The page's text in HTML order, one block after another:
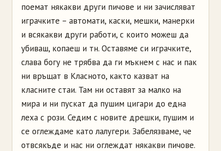
поемат някакви други пичове и ни зачисляват
играчките – автомати, каски, мешки, манерки
и всякакви други работи, с които можеш да
убиваш, копаеш и тн. Оставяме си играчките,
слава богу не трябва да ги мъкнем с нас и пак
ни връщат в Класното, както казват на
класните стаи. Там ни оставят за малко на
мира и ни пускат да пушим цигари до една
леха с рози. Седим с новите дрешки, пушим и
се оглеждаме като лалугери. Забелязваме, че
отвсякъде и нас ни оглеждат някакви пичове.